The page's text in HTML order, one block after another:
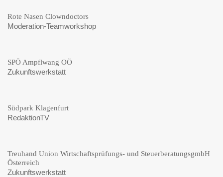
Rote Nasen Clowndoctors
Moderation-Teamworkshop
SPÖ Ampflwang OÖ
Zukunftswerkstatt
Südpark Klagenfurt
Redaktion TV
Treuhand Union Wirtschaftsprüfungs- und SteuerberatungsgmbH
Österreich
Zukunftswerkstatt